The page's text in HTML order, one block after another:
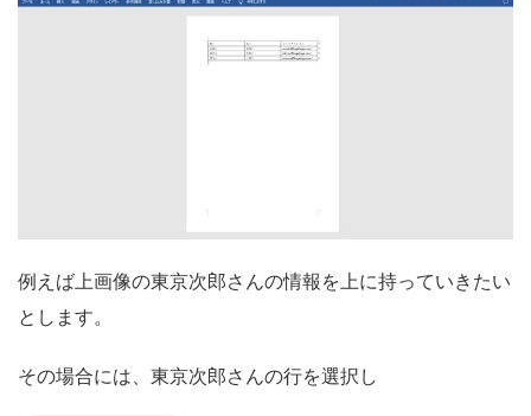
例えば上画像の東京次郎さんの情報を上に持っていきたい
とします。
その場合には、東京次郎さんの行を選択し